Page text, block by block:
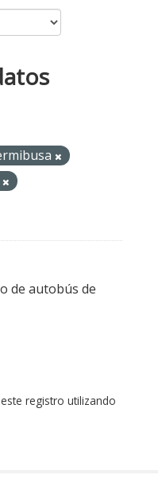
de autobús de
registro utilizando